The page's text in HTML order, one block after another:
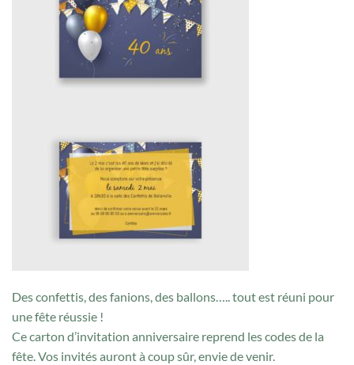
Des confettis, des fanions, des ballons….. tout est réuni pour
une fête réussie !
Ce carton d’invitation anniversaire reprend les codes de la
fête. Vos invités auront à coup sûr, envie de venir.